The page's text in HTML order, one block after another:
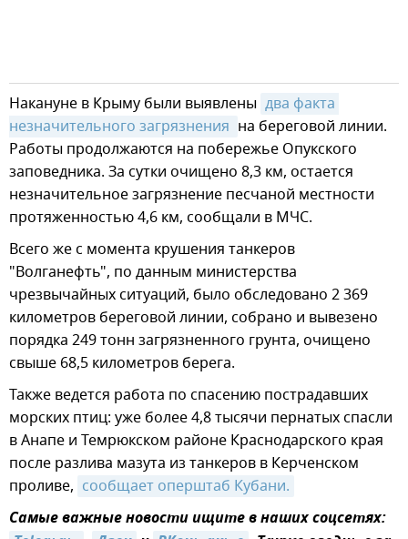
Накануне в Крыму были выявлены два факта
незначительного загрязнения на береговой линии.
Работы продолжаются на побережье Опукского
заповедника. За сутки очищено 8,3 км, остается
незначительное загрязнение песчаной местности
протяженностью 4,6 км, сообщали в МЧС.
Всего же с момента крушения танкеров
"Волганефть", по данным министерства
чрезвычайных ситуаций, было обследовано 2 369
километров береговой линии, собрано и вывезено
порядка 249 тонн загрязненного грунта, очищено
свыше 68,5 километров берега.
Также ведется работа по спасению пострадавших
морских птиц: уже более 4,8 тысячи пернатых спасли
в Анапе и Темрюкском районе Краснодарского края
после разлива мазута из танкеров в Керченском
проливе, сообщает оперштаб Кубани.
Самые важные новости ищите в наших соцсетях: